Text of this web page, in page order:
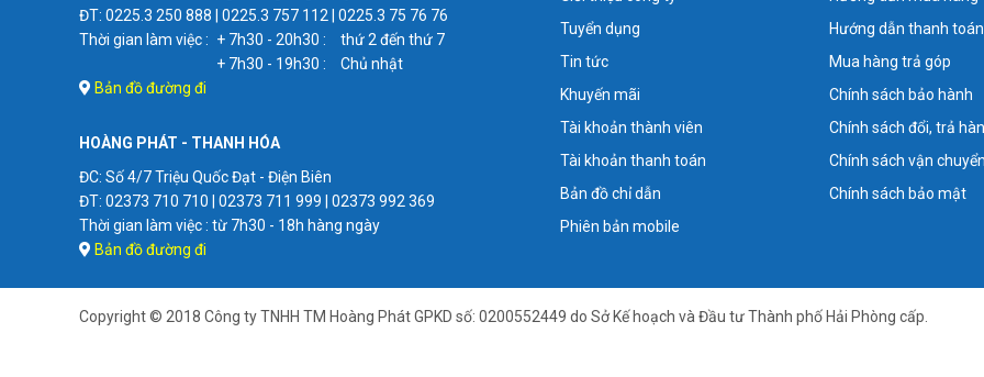
ĐT: 0225.3 250 888 | 0225.3 757 112 | 0225.3 75 76 76
Thời gian làm việc : + 7h30 - 20h30 :
thứ 2 đến thứ 7
+ 7h30 - 19h30 :
Chủ nhật
Bản đồ đường đi
HOÀNG PHÁT - THANH HÓA
ĐC: Số 4/7 Triệu Quốc Đạt - Điện Biên
ĐT: 02373 710 710 | 02373 711 999 | 02373 992 369
Thời gian làm việc : từ 7h30 - 18h hàng ngày
Bản đồ đường đi
Tuyển dụng
Tin tức
Khuyến mãi
Tài khoản thành viên
Tài khoản thanh toán
Bản đồ chỉ dẫn
Phiên bản mobile
Hướng dẫn thanh toán
Mua hàng trả góp
Chính sách bảo hành
Chính sách đổi, trả
Chính sách vận
Chính sách bảo mật
Copyright © 2018 Công ty TNHH TM Hoàng Phát GPKD số: 0200552449 do Sở Kế hoạch và Đầu tư Thành phố Hải Phòng cấp.